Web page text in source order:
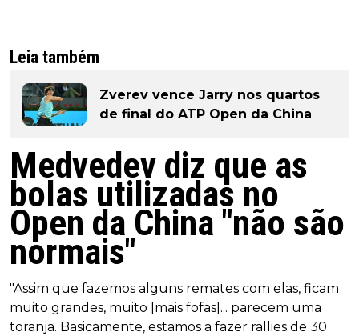
Leia também
Zverev vence Jarry nos quartos
de final do ATP Open da China
Medvedev diz que as
bolas utilizadas no
Open da China "não são
normais"
"Assim que fazemos alguns remates com elas, ficam
muito grandes, muito [mais fofas]... parecem uma
toranja. Basicamente, estamos a fazer rallies de 30